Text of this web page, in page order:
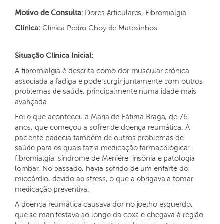
Motivo de Consulta: Dores Articulares, Fibromialgia
Clínica: Clínica Pedro Choy de Matosinhos
Situação Clínica Inicial:
A fibromialgia é descrita como dor muscular crónica
associada a fadiga e pode surgir juntamente com outros
problemas de saúde, principalmente numa idade mais
avançada.
Foi o que aconteceu a Maria de Fátima Braga, de 76
anos, que começou a sofrer de doença reumática. A
paciente padecia também de outros problemas de
saúde para os quais fazia medicação farmacológica:
fibromialgia, síndrome de Meniére, insónia e patologia
lombar. No passado, havia sofrido de um enfarte do
miocárdio, devido ao stress, o que a obrigava a tomar
medicação preventiva.
A doença reumática causava dor no joelho esquerdo,
que se manifestava ao longo da coxa e chegava à região